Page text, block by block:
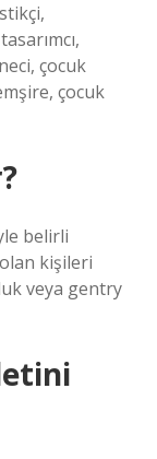
çocuk
çocuk
belirli
kişileri
veya gentry